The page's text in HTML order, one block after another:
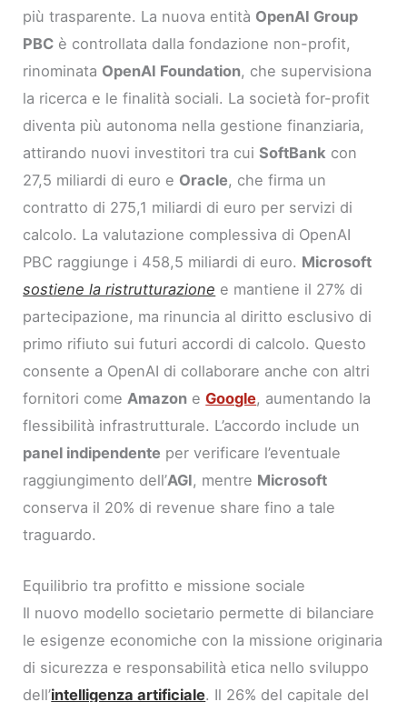
più trasparente. La nuova entità OpenAI Group
PBC è controllata dalla fondazione non-profit,
rinominata OpenAI Foundation, che supervisiona
la ricerca e le finalità sociali. La società for-profit
diventa più autonoma nella gestione finanziaria,
attirando nuovi investitori tra cuiSoftBank con
27,5 miliardi di euro e Oracle, che firma un
contratto di 275,1 miliardi di euro per servizi di
calcolo. La valutazione complessiva di OpenAI
PBC raggiunge i 458,5 miliardi di euro. Microsoft
sostiene la ristrutturazione e mantiene il 27% di
partecipazione, ma rinuncia al diritto esclusivo di
primo rifiuto sui futuri accordi di calcolo. Questo
consente a OpenAI di collaborare anche con altri
fornitori comeAmazon eGoogle, aumentando la
flessibilità infrastrutturale. L’accordo include un
panel indipendente per verificare l’eventuale
raggiungimento dell’AGI, mentre Microsoft
conserva il 20% di revenue share fino a tale
traguardo.
Equilibrio tra profitto e missione sociale
Il nuovo modello societario permette di bilanciare
le esigenze economiche con la missione originaria
di sicurezza e responsabilità etica nello sviluppo
dell’intelligenza artificiale. Il 26% del capitale del